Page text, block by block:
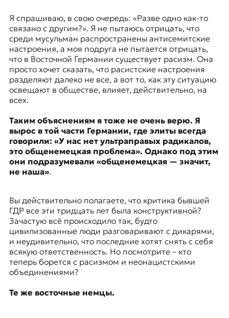
Я спрашиваю, в свою очередь: «Разве одно как-то
связано с другим?». Я не пытаюсь отрицать, что
среди мусульман распространены антисемитские
настроения, а моя подруга не пытается отрицать,
что в Восточной Германии существует расизм. Она
просто хочет сказать, что расистские настроения
разделяют далеко не все, а вот то, как эту ситуацию
освещают в обществе, влияет, действительно, на
всех.
Таким объяснениям я тоже не очень верю. Я
вырос в той части Германии, где элиты всегда
говорили: «У нас нет ультраправых радикалов,
это общенемецкая проблема». Однако под этим
они подразумевали «общенемецкая — значит,
не наша».
Вы действительно полагаете, что критика бывшей
ГДР все эти тридцать лет была конструктивной?
Зачастую всё происходило так, будто
цивилизованные люди разговаривают с дикарями,
и неудивительно, что последние хотят снять с себя
всякую ответственность. Но посмотрите – кто
теперь борется с расизмом и неонацистскими
объединениями?
Те же восточные немцы.